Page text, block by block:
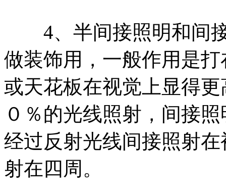
4、半间接照明和间接
做装饰用，一般作用是
或天花板在视觉上显得
０％的光线照射，间接
经过反射光线间接照射
射在四周。